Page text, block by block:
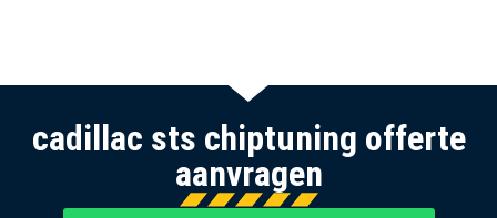
cadillac sts chiptuning offerte
aanvragen